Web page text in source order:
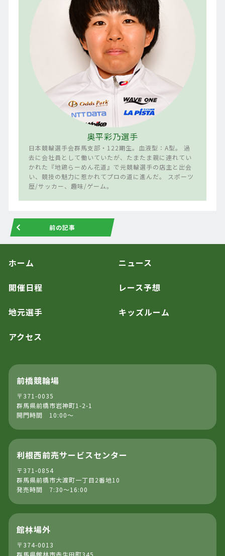
奥平彩乃選手
日本競輪選手会群馬支部・122期生。血液型：A型。 過
去に会社員として働いていたが、たまたま親に連れてい
かれた『地鶏らーめん花道』で元競輪選手の店主と出会
い、競技の魅力に惹かれてプロの道に進んだ。 スポーツ
歴/サッカー、趣味/ゲーム。
前の記事
ホーム ニュース
開催日程 レース予想
地元選手 キッズルーム
アクセス
前橋競輪場
〒371-0035
群馬県前橋市岩神町1-2-1
開門時間 10:00～
利根西前売サービスセンター
〒371-0854
群馬県前橋市大渡町一丁目2番地10
発売時間 7:30～16:00
館林場外
〒374-0013
群馬県館林市赤生田町345